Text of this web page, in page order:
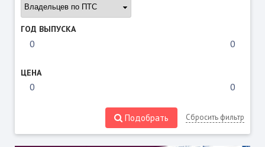
ГОД ВЫПУСКА
ЦЕНА
Подобрать Сбросить фильтр